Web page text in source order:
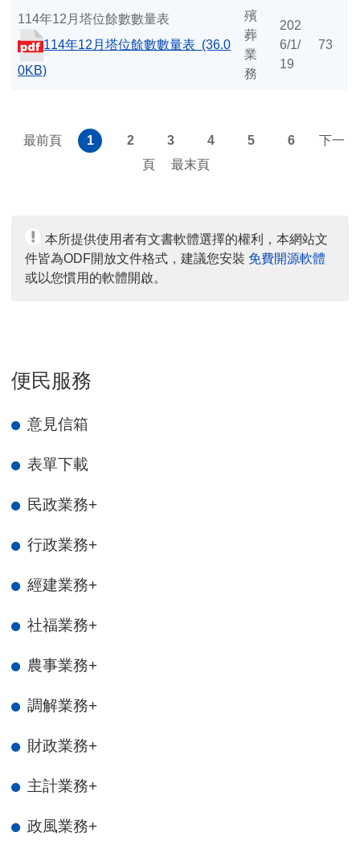
便民服務
意見信箱
表單下載
民政業務+
行政業務+
經建業務+
社福業務+
農事業務+
調解業務+
財政業務+
主計業務+
政風業務+
114年12月塔位餘數數量表
114年12月塔位餘數數量表 (36.0
0KB)
殯
葬
業
務
202
6/1/
19
73
最前頁 1 2 3 4 5 6
下一
頁
最末頁
本所提供使用者有文書軟體選擇的權利，本網站文
件皆為ODF開放文件格式，建議您安裝 免費開源軟體
或以您慣用的軟體開啟。